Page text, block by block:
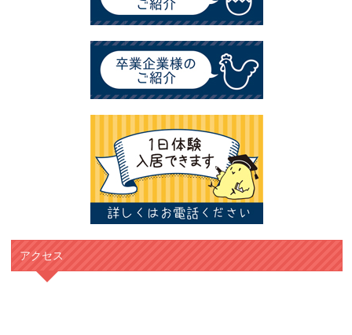
アクセス